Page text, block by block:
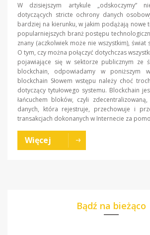
W dzisiejszym artykule „odskoczymy”
dotyczących stricte ochrony danych
bardziej na kierunku, w jakim podążają nowe
popularniejszych branż postępu
znany (aczkolwiek może nie wszystkim), świat
O tym, czy można połączyć dotychczas
pojawiające się w sektorze publicznym ze
blockchain, odpowiadamy w poniższym
blockchain Słowem wstępu należy choć
dotyczący tytułowego systemu. Blockchain
łańcuchem bloków, czyli
danych, która rejestruje, przechowuje i
transakcjach dokonanych w Internecie za
Więcej
Bądź na bieżąco